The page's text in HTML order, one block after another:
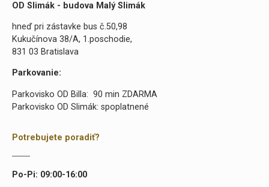
OD Slimák - budova Malý Slimák
hneď pri zástavke bus č.50,98
Kukučínova 38/A, 1.poschodie,
831 03 Bratislava
Parkovanie:
Parkovisko OD Billa: 90 min ZDARMA
Parkovisko OD Slimák: spoplatnené
Potrebujete poradiť?
Po-Pi: 09:00-16:00